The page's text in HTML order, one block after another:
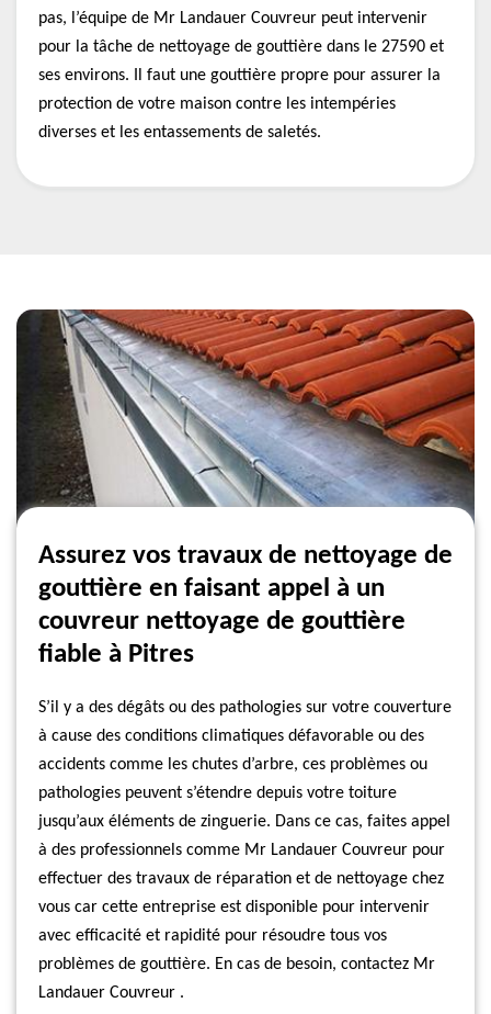
pas, l’équipe de Mr Landauer Couvreur peut intervenir
pour la tâche de nettoyage de gouttière dans le 27590 et
ses environs. Il faut une gouttière propre pour assurer la
protection de votre maison contre les intempéries
diverses et les entassements de saletés.
Assurez vos travaux de nettoyage de
gouttière en faisant appel à un
couvreur nettoyage de gouttière
fiable à Pitres
S’il y a des dégâts ou des pathologies sur votre couverture
à cause des conditions climatiques défavorable ou des
accidents comme les chutes d’arbre, ces problèmes ou
pathologies peuvent s’étendre depuis votre toiture
jusqu’aux éléments de zinguerie. Dans ce cas, faites appel
à des professionnels comme Mr Landauer Couvreur pour
effectuer des travaux de réparation et de nettoyage chez
vous car cette entreprise est disponible pour intervenir
avec efficacité et rapidité pour résoudre tous vos
problèmes de gouttière. En cas de besoin, contactez Mr
Landauer Couvreur .